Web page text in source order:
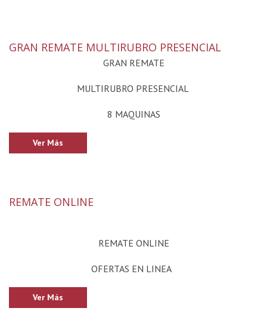
GRAN REMATE MULTIRUBRO PRESENCIAL
GRAN REMATE
MULTIRUBRO PRESENCIAL
8 MAQUINAS
Ver Más
REMATE ONLINE
REMATE ONLINE
OFERTAS EN LINEA
Ver Más